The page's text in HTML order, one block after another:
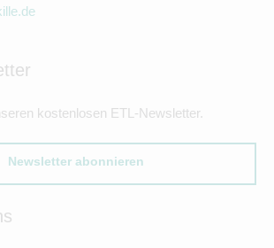
kostenlosen ETL-Newsletter.
Newsletter abonnieren